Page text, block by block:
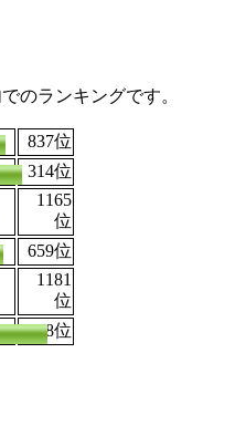
のランキングです。
837位
314位
1165
位
659位
1181
位
48位